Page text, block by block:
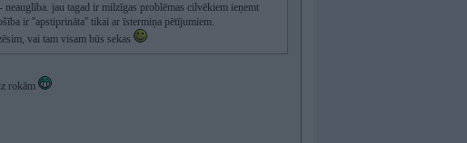
jau tagad ir milzīgas problēmas cilvēkiem ieņemt
ir ''apstiprināta'' tikai ar īstermiņa pētījumiem.
vai tam visam būs sekas
rokām